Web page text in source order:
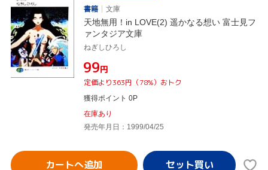
書籍
文庫
天地無用！in LOVE(2) 遥かなる想い 富士見フ
ァンタジア文庫
ねぎしひろし
¥99円
定価より363円（78%）おトク
獲得ポイント 0P
在庫あり
発売年月日：1999/04/25
カートへ追加